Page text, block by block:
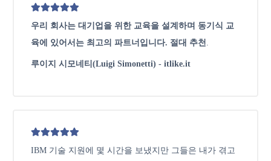
우리 회사는 대기업을 위한 교육을 설계하며 동기식 교
육에 있어서는 최고의 파트너입니다. 절대 추천
루이지 시모네티(Luigi Simonetti) - itlike.it
IBM 기술 지원에 몇 시간을 보냈지만 그들은 내가 겪고